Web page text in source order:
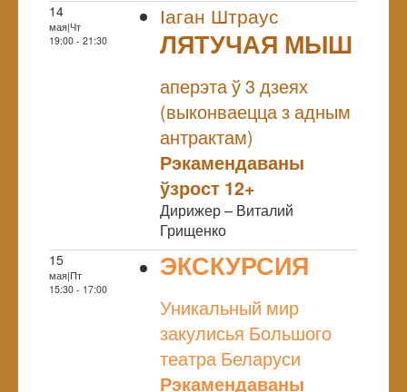
14
мая|Чт
19:00 - 21:30
Іаган Штраус
ЛЯТУЧАЯ МЫШ
аперэта ў 3 дзеях
(выконваецца з адным
антрактам)
Рэкамендаваны
ўзрост 12+
Дирижер – Виталий
Грищенко
15
мая|Пт
15:30 - 17:00
ЭКСКУРСИЯ
Уникальный мир
закулисья Большого
театра Беларуси
Рэкамендаваны